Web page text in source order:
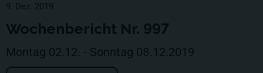
9. Dez. 2019
Wochenbericht Nr. 997
Montag 02.12. - Sonntag 08.12.2019